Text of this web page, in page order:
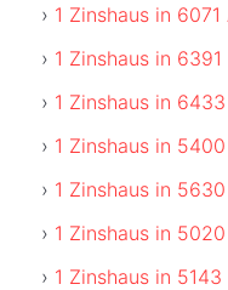
1 Zinshaus in
1 Zinshaus in
1 Zinshaus in
1 Zinshaus in
1 Zinshaus in
1 Zinshaus in
1 Zinshaus in